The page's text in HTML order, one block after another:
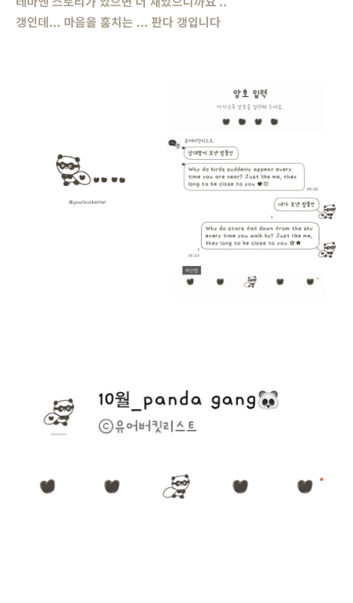
갱인데... 마음을 훔치는 ... 판다 갱입니다